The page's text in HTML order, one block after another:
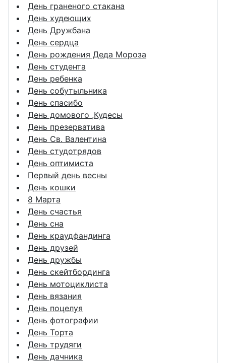
День граненого стакана
День худеющих
День Дружбана
День сердца
День рождения Деда Мороза
День студента
День ребенка
День собутыльника
День спасибо
День домового ,Кудесы
День презерватива
День Св. Валентина
День студотрядов
День оптимиста
Первый день весны
День кошки
8 Марта
День счастья
День сна
День краудфандинга
День друзей
День дружбы
День скейтбординга
День мотоциклиста
День вязания
День поцелуя
День фотографии
День Торта
День трудяги
День дачника